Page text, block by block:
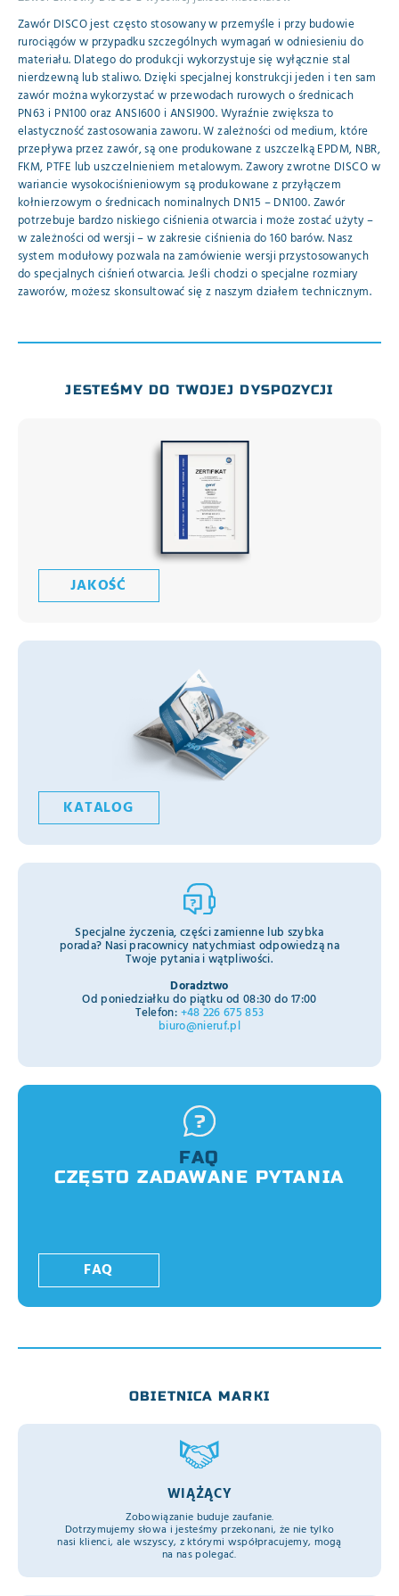
Zawór DISCO jest często stosowany w przemyśle i przy budowie
rurociągów w przypadku szczególnych wymagań w odniesieniu do
materiału. Dlatego do produkcji wykorzystuje się wyłącznie stal
nierdzewną lub staliwo. Dzięki specjalnej konstrukcji jeden i ten sam
zawór można wykorzystać w przewodach rurowych o średnicach
PN63 i PN100 oraz ANSI600 i ANSI900. Wyraźnie zwiększa to
elastyczność zastosowania zaworu. W zależności od medium, które
przepływa przez zawór, są one produkowane z uszczelką EPDM, NBR,
FKM, PTFE lub uszczelnieniem metalowym. Zawory zwrotne DISCO w
wariancie wysokociśnieniowym są produkowane z przyłączem
kołnierzowym o średnicach nominalnych DN15 – DN100. Zawór
potrzebuje bardzo niskiego ciśnienia otwarcia i może zostać użyty –
w zależności od wersji – w zakresie ciśnienia do 160 barów. Nasz
system modułowy pozwala na zamówienie wersji przystosowanych
do specjalnych ciśnień otwarcia. Jeśli chodzi o specjalne rozmiary
zaworów, możesz skonsultować się z naszym działem technicznym.
JESTEŚMY DO TWOJEJ DYSPOZYCJI
JAKOŚĆ
KATALOG
Specjalne życzenia, części zamienne lub szybka
porada? Nasi pracownicy natychmiast odpowiedzą na
Twoje pytania i wątpliwości.
Doradztwo
Od poniedziałku do piątku od 08:30 do 17:00
Telefon:+48 226 675 853
biuro@nieruf.pl
FAQ
CZĘSTO ZADAWANE PYTANIA
FAQ
OBIETNICA MARKI
WIĄŻĄCY
Zobowiązanie buduje zaufanie.
Dotrzymujemy słowa i jesteśmy przekonani, że nie tylko
nasi klienci, ale wszyscy, z którymi współpracujemy, mogą
na nas polegać.